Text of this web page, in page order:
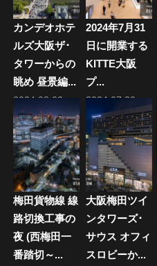
ョ
ン
カンデオホテ
ルズ大阪ザ･
タワーからの
眺め 昼景編...
2024.08.02
2024年7月31
日に開業する
KITTE大阪
プ...
2024.07.30
梅田貨物線 線
路切換工事の
夜 (西梅田一
番踏切～...
大阪梅田ツイ
ンタワーズ･
サウス オフィ
スロビーか...